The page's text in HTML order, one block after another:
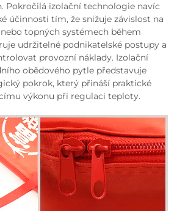
Pokročilá izolační technologie navíc
účinnosti tím, že snižuje závislost na
topných systémech během
udržitelné podnikatelské postupy a
provozní náklady. Izolační
obědového pytle představuje
pokrok, který přináší praktické
výkonu při regulaci teploty.